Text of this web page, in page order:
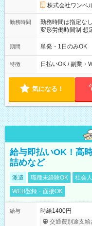
株式会社ワンベ
勤務時間
勤務時間は指定なし
変形労働時間制 想定労働時
00～20：00
期間 単発・1日のみOK
特徴 日払いOK / 副業・
気になる！
給与即払いOK！高
詰めなど
派遣 職種未経験OK 社会
WEB登録・面接OK
給与
時給1400円
交通費別途支給